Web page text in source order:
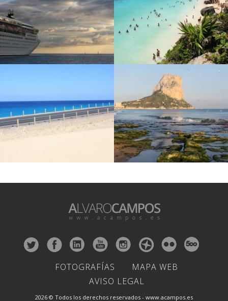
FOTOGRAFÍAS
MAPA WEB
AVISO LEGAL
2026 © Todos los derechos reservados - www.acampos.es